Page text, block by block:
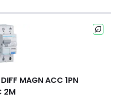
MAGN ACC 1PN
2M